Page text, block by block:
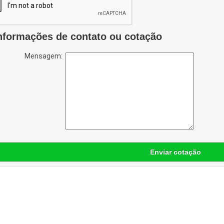
de contato ou cotação
Mensagem:
Enviar cotação